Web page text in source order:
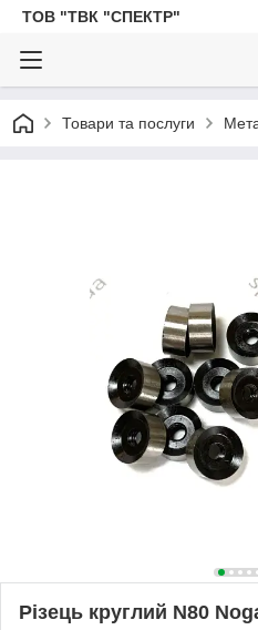
ТОВ "ТВК "СПЕКТР"
Товари та послуги
Різець круглий N80